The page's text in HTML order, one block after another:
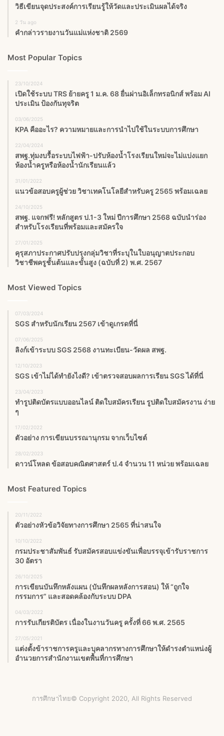
วิธีเขียนจุดประสงค์การเรียนรู้ให้วัดและประเมินผลได้จริง
2 วัน ago
คำกล่าวรายงานวันแม่แห่งชาติ 2569
Most Popular Topics
23/10/2024
เปิดใช้ระบบ TRS ย้ายครู 1 ม.ค. 68 ยื่นผ่านอิเล็กทรอนิกส์ พร้อม AI
ประเมิน ป้องกันทุจริต
03/06/2025
KPA คืออะไร? ความหมายและการนำไปใช้ในระบบการศึกษา
22/04/2024
สพฐ.ทุ่มงบรื้อระบบไฟฟ้า-ปรับห้องน้ำโรงเรียนใหม่จะไม่แบ่งแยก
ห้องน้ำครูหรือห้องน้ำนักเรียนแล้ว
31/01/2022
แนวข้อสอบครูผู้ช่วย วิชาเทคโนโลยีสำหรับครู 2565 พร้อมเฉลย
24/10/2025
สพฐ. แจกฟรี! หลักสูตร ป.1-3 ใหม่ ปีการศึกษา 2568 ฉบับนำร่อง
สำหรับโรงเรียนที่พร้อมและสมัครใจ
27/01/2025
คุรุสภาประกาศปรับปรุงกลุ่มวิชาที่ระบุในใบอนุญาตประกอบ
วิชาชีพครูชั้นต้นและขั้นสูง (ฉบับที่ 2) พ.ศ. 2567
Most Viewed Topics
07/03/2024
SGS สําหรับนักเรียน 2567 เข้าดูเกรดที่นี่
07/06/2025
ลิงก์เข้าระบบ SGS 2568 งานทะเบียน-วัดผล สพฐ.
12/10/2023
SGS เข้าไม่ได้ทำยังไงดี? เข้าตรวจสอบผลการเรียน SGS ได้ที่นี่
23/04/2023
ทำรูปติดบัตรแบบออนไลน์ ติดใบสมัครเรียน รูปติดใบสมัครงาน ง่าย
ๆ
17/02/2022
ตัวอย่าง การเขียนบรรณานุกรม จากเว็บไซต์
28/02/2023
ดาวน์โหลด ข้อสอบคณิตศาสตร์ ป.4 จำนวน 11 หน่วย พร้อมเฉลย
Most Featured Topics
20/11/2022
ตัวอย่างหัวข้อวิจัยทางการศึกษา 2565 ที่น่าสนใจ
10/10/2022
กรมประชาสัมพันธ์ รับสมัครสอบแข่งขันเพื่อบรรจุเข้ารับราชการ
30 อัตรา
26/10/2025
การเขียนบันทึกหลังแผน (บันทึกผลหลังการสอน) ให้ “ถูกใจ
กรรมการ” และสอดคล้องกับระบบ DPA
04/03/2022
การรับเกียรติบัตร เนื่องในงานวันครู ครั้งที่ 66 พ.ศ. 2565
27/05/2021
แต่งตั้งข้าราชการครูและบุคลากรทางการศึกษาให้ดำรงตำแหน่งผู้
อำนวยการสำนักงานเขตพื้นที่การศึกษา
การศึกษาไทย© Copyright 2020, All Rights Reserved